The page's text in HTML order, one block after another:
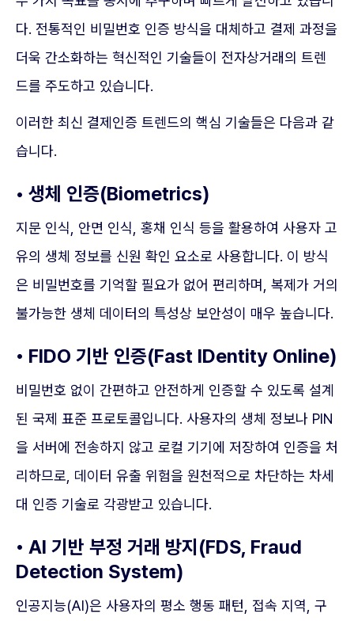
다. 전통적인 비밀번호 인증 방식을 대체하고 결제 과정을
더욱 간소화하는 혁신적인 기술들이 전자상거래의 트렌
드를 주도하고 있습니다.
이러한 최신 결제인증 트렌드의 핵심 기술들은 다음과 같
습니다.
• 생체 인증(Biometrics)
지문 인식, 안면 인식, 홍채 인식 등을 활용하여 사용자 고
유의 생체 정보를 신원 확인 요소로 사용합니다. 이 방식
은 비밀번호를 기억할 필요가 없어 편리하며, 복제가 거의
불가능한 생체 데이터의 특성상 보안성이 매우 높습니다.
• FIDO 기반 인증(Fast IDentity Online)
비밀번호 없이 간편하고 안전하게 인증할 수 있도록 설계
된 국제 표준 프로토콜입니다. 사용자의 생체 정보나 PIN
을 서버에 전송하지 않고 로컬 기기에 저장하여 인증을 처
리하므로, 데이터 유출 위험을 원천적으로 차단하는 차세
대 인증 기술로 각광받고 있습니다.
• AI 기반 부정 거래 방지(FDS, Fraud
Detection System)
인공지능(AI)은 사용자의 평소 행동 패턴, 접속 지역, 구